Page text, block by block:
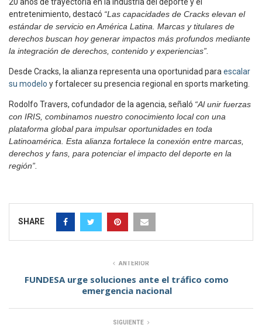
20 años de trayectoria en la industria del deporte y el
entretenimiento, destacó “Las capacidades de Cracks elevan el
estándar de servicio en América Latina. Marcas y titulares de
derechos buscan hoy generar impactos más profundos mediante
la integración de derechos, contenido y experiencias”.
Desde Cracks, la alianza representa una oportunidad paraescalar
su modelo y fortalecer su presencia regional en sports marketing.
Rodolfo Travers, cofundador de la agencia, señaló “Al unir fuerzas
con IRIS, combinamos nuestro conocimiento local con una
plataforma global para impulsar oportunidades en toda
Latinoamérica. Esta alianza fortalece la conexión entre marcas,
derechos y fans, para potenciar el impacto del deporte en la
región”.
SHARE
ANTERIOR
FUNDESA urge soluciones ante el tráfico como
emergencia nacional
SIGUIENTE